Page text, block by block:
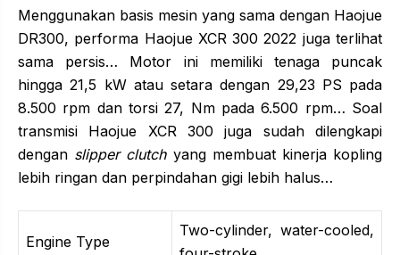
Menggunakan basis mesin yang sama dengan Haojue
DR300, performa Haojue XCR 300 2022 juga terlihat
sama persis… Motor ini memiliki tenaga puncak
hingga 21,5 kW atau setara dengan 29,23 PS pada
8.500 rpm dan torsi 27, Nm pada 6.500 rpm… Soal
transmisi Haojue XCR 300 juga sudah dilengkapi
dengan slipper clutchyang membuat kinerja kopling
lebih ringan dan perpindahan gigi lebih halus…
Engine Type
Two-cylinder, water-cooled,